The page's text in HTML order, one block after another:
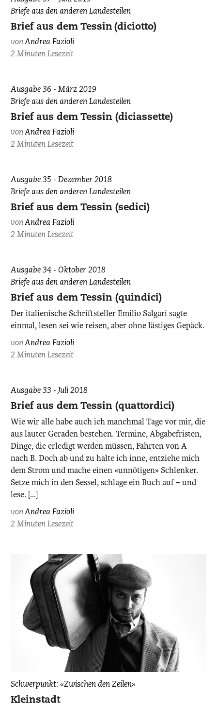
Briefe aus den anderen Landesteilen
Brief aus dem Tessin (diciotto)
vonAndrea Fazioli
2 Minuten Lesezeit
Ausgabe 36 - März 2019
Briefe aus den anderen Landesteilen
Brief aus dem Tessin (diciassette)
vonAndrea Fazioli
2 Minuten Lesezeit
Ausgabe 35 - Dezember 2018
Briefe aus den anderen Landesteilen
Brief aus dem Tessin (sedici)
vonAndrea Fazioli
2 Minuten Lesezeit
Ausgabe 34 - Oktober 2018
Briefe aus den anderen Landesteilen
Brief aus dem Tessin (quindici)
Der italienische Schriftsteller Emilio Salgari sagte
einmal, lesen sei wie reisen, aber ohne lästiges Gepäck.
vonAndrea Fazioli
2 Minuten Lesezeit
Ausgabe 33 - Juli 2018
Brief aus dem Tessin (quattordici)
Wie wir alle habe auch ich manchmal Tage vor mir, die
aus lauter Geraden bestehen. Termine, Abgabefristen,
Dinge, die erledigt werden müssen, Fahrten von A
nach B. Doch ab und zu halte ich inne, entziehe mich
dem Strom und mache einen «unnötigen» Schlenker.
Setze mich in den Sessel, schlage ein Buch auf – und
lese. […]
vonAndrea Fazioli
2 Minuten Lesezeit
Schwerpunkt: «Zwischen den Zeilen»
Kleinstadt